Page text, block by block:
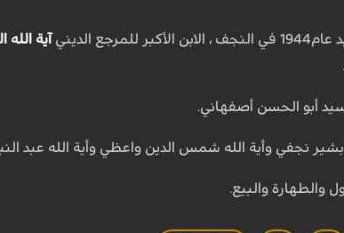
الديني آية
سيد أبو الحسن أصفهاني.
نجفي وأية الله شمس الدين واعظي وأية الله عبد
والطهارة والبيع.